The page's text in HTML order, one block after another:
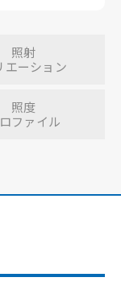
照射
エーション
照度
ファイル